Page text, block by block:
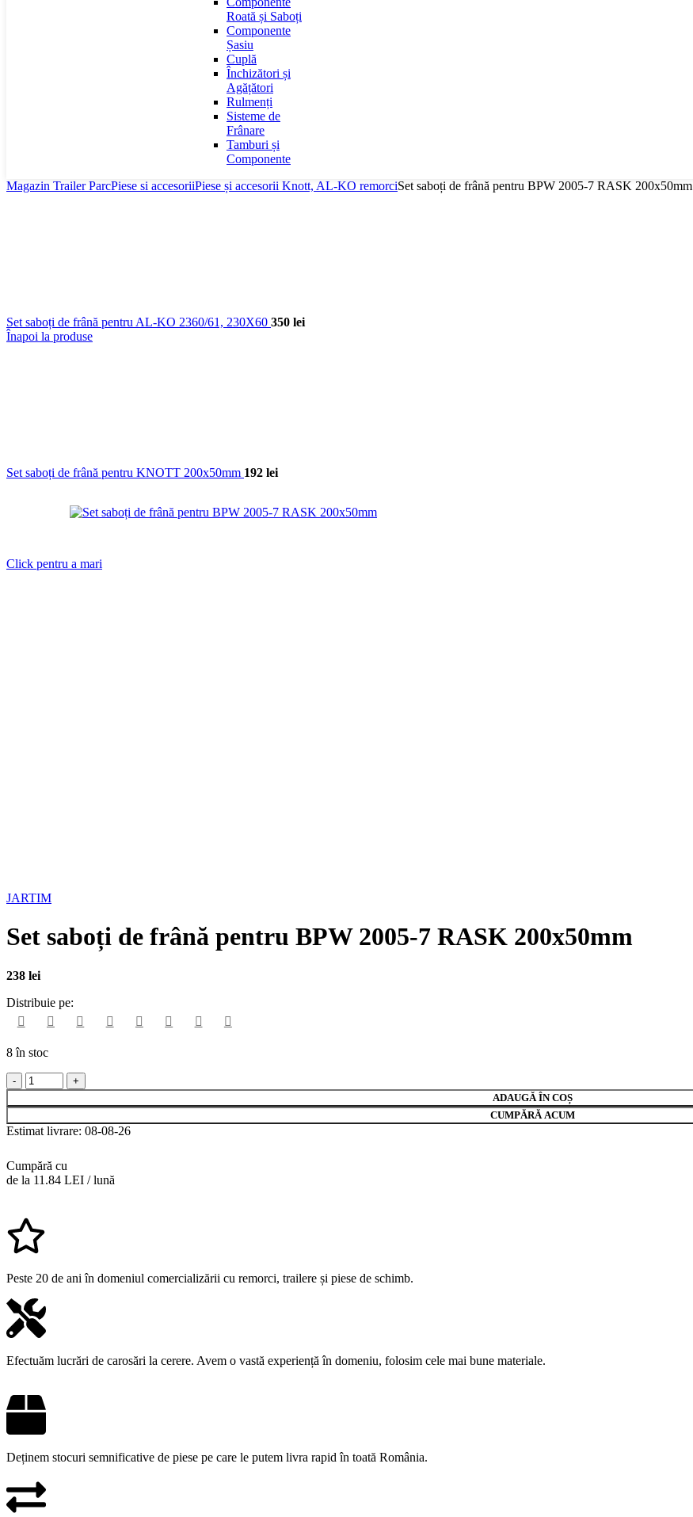
Roată și Saboți
Componente
Șasiu
Cuplă
Închizători și
Agățători
Rulmenți
Sisteme de
Frânare
Tamburi și
Componente
Magazin Trailer ParcPiese si accesoriiPiese și accesorii Knott, AL-KO remorciSet saboți de frână pentru BPW 2005-7 RASK 200x50mm
Set saboți de frână pentru AL-KO 2360/61, 230X60 350 lei
Înapoi la produse
Set saboți de frână pentru KNOTT 200x50mm 192 lei
Click pentru a mari
JARTIM
Set saboți de frână pentru BPW 2005-7 RASK 200x50mm
238 lei
Distribuie pe:
8 în stoc
ADAUGĂ ÎN COȘ
CUMPĂRĂ ACUM
Estimat livrare: 08-08-26
Cumpără cu
de la 11.84 LEI / lună
Peste 20 de ani în domeniul comercializării cu remorci, trailere și piese de schimb.
Efectuăm lucrări de carosări la cerere. Avem o vastă experiență în domeniu, folosim cele mai bune materiale.
Deținem stocuri semnificative de piese pe care le putem livra rapid în toată România.